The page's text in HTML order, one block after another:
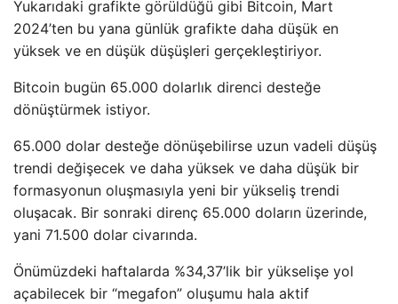
Yukarıdaki grafikte görüldüğü gibi Bitcoin, Mart
2024’ten bu yana günlük grafikte daha düşük en
yüksek ve en düşük düşüşleri gerçekleştiriyor.
Bitcoin bugün 65.000 dolarlık direnci desteğe
dönüştürmek istiyor.
65.000 dolar desteğe dönüşebilirse uzun vadeli düşüş
trendi değişecek ve daha yüksek ve daha düşük bir
formasyonun oluşmasıyla yeni bir yükseliş trendi
oluşacak. Bir sonraki direnç 65.000 doların üzerinde,
yani 71.500 dolar civarında.
Önümüzdeki haftalarda %34,37’lik bir yükselişe yol
açabilecek bir “megafon” oluşumu hala aktif